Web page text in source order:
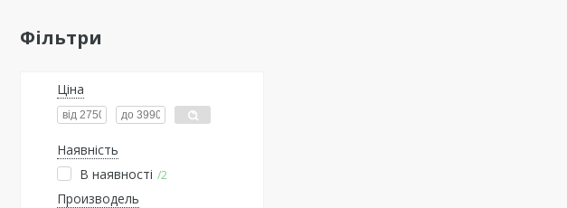
Фільтри
Ціна
Наявність
В наявності 2
Производель